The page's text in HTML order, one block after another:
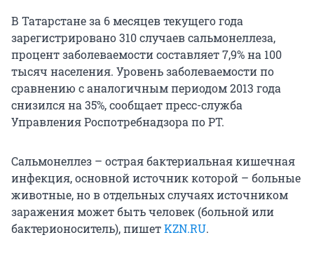
В Татарстане за 6 месяцев текущего года
зарегистрировано 310 случаев сальмонеллеза,
процент заболеваемости составляет 7,9% на 100
тысяч населения. Уровень заболеваемости по
сравнению с аналогичным периодом 2013 года
снизился на 35%, сообщает пресс-служба
Управления Роспотребнадзора по РТ.
Сальмонеллез – острая бактериальная кишечная
инфекция, основной источник которой – больные
животные, но в отдельных случаях источником
заражения может быть человек (больной или
бактерионоситель), пишетKZN.RU.